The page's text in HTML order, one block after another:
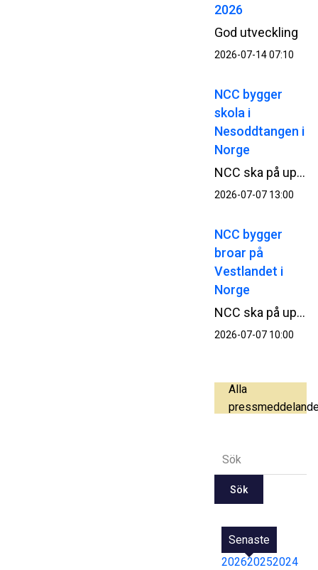
2026
God utveckling
2026-07-14 07:10
NCC bygger
skola i
Nesoddtangen i
Norge
NCC ska på uppdrag av Nesodden kommun bygga en skola och idrottshall. Ordervärdet uppgår till cirka 340 MSEK.
2026-07-07 13:00
NCC bygger
broar på
Vestlandet i
Norge
NCC ska på uppdrag av Vestland fylkeskommun bygga Atlöyförbindelsen i Norge. Projektet består av tre broar med tillhörande vägar som ska förbinda ön Atlöyna med fastlandet. Ordervärdet uppgår till cirka 1,4 miljarder SEK.
2026-07-07 10:00
Alla
Sök
Senaste
202620252024